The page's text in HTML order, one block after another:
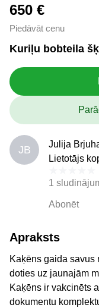
650 €
Piedāvāt cenu
Kuriļu bobteila
JB
Julija
Lietotājs
1
Abonēt
Apraksts
Kaķēns gaida savus
doties uz jaunajām
Kaķēns ir vakcinēts
dokumentu